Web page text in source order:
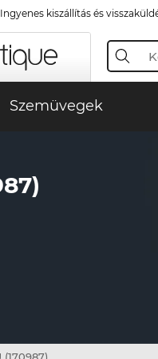
Ingyenes kiszállítás és
Szemüvegek